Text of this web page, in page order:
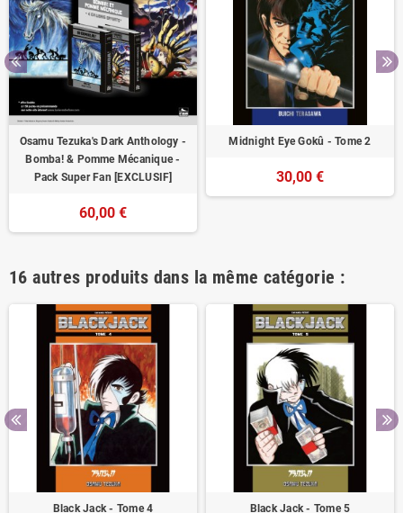
Osamu Tezuka's Dark Anthology -
Bomba! & Pomme Mécanique -
Pack Super Fan [EXCLUSIF]
60,00 €
Midnight Eye Gokû - Tome 2
30,00 €
16 autres produits dans la même catégorie :
Black Jack - Tome 4 Black Jack - Tome 5